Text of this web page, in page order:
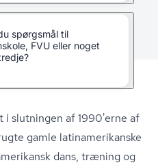
i slutningen af 1990'erne af
gamle lat­i­na­me­ri­kan­ske
dans, træning og